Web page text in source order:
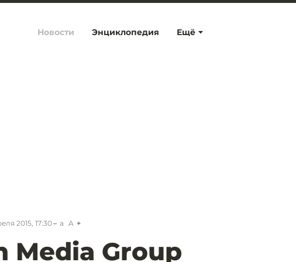
Ещё
Новости Энциклопедия
2015, 17:30 a A
Media Group